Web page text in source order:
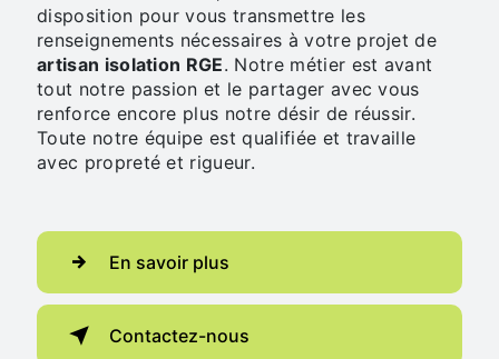
disposition pour vous transmettre les
renseignements nécessaires à votre projet de
artisan isolation RGE. Notre métier est avant
tout notre passion et le partager avec vous
renforce encore plus notre désir de réussir.
Toute notre équipe est qualifiée et travaille
avec propreté et rigueur.
En savoir plus
Contactez-nous